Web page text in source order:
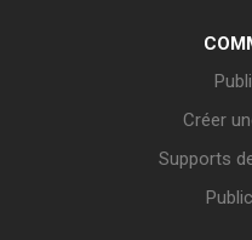
Créer
Supports